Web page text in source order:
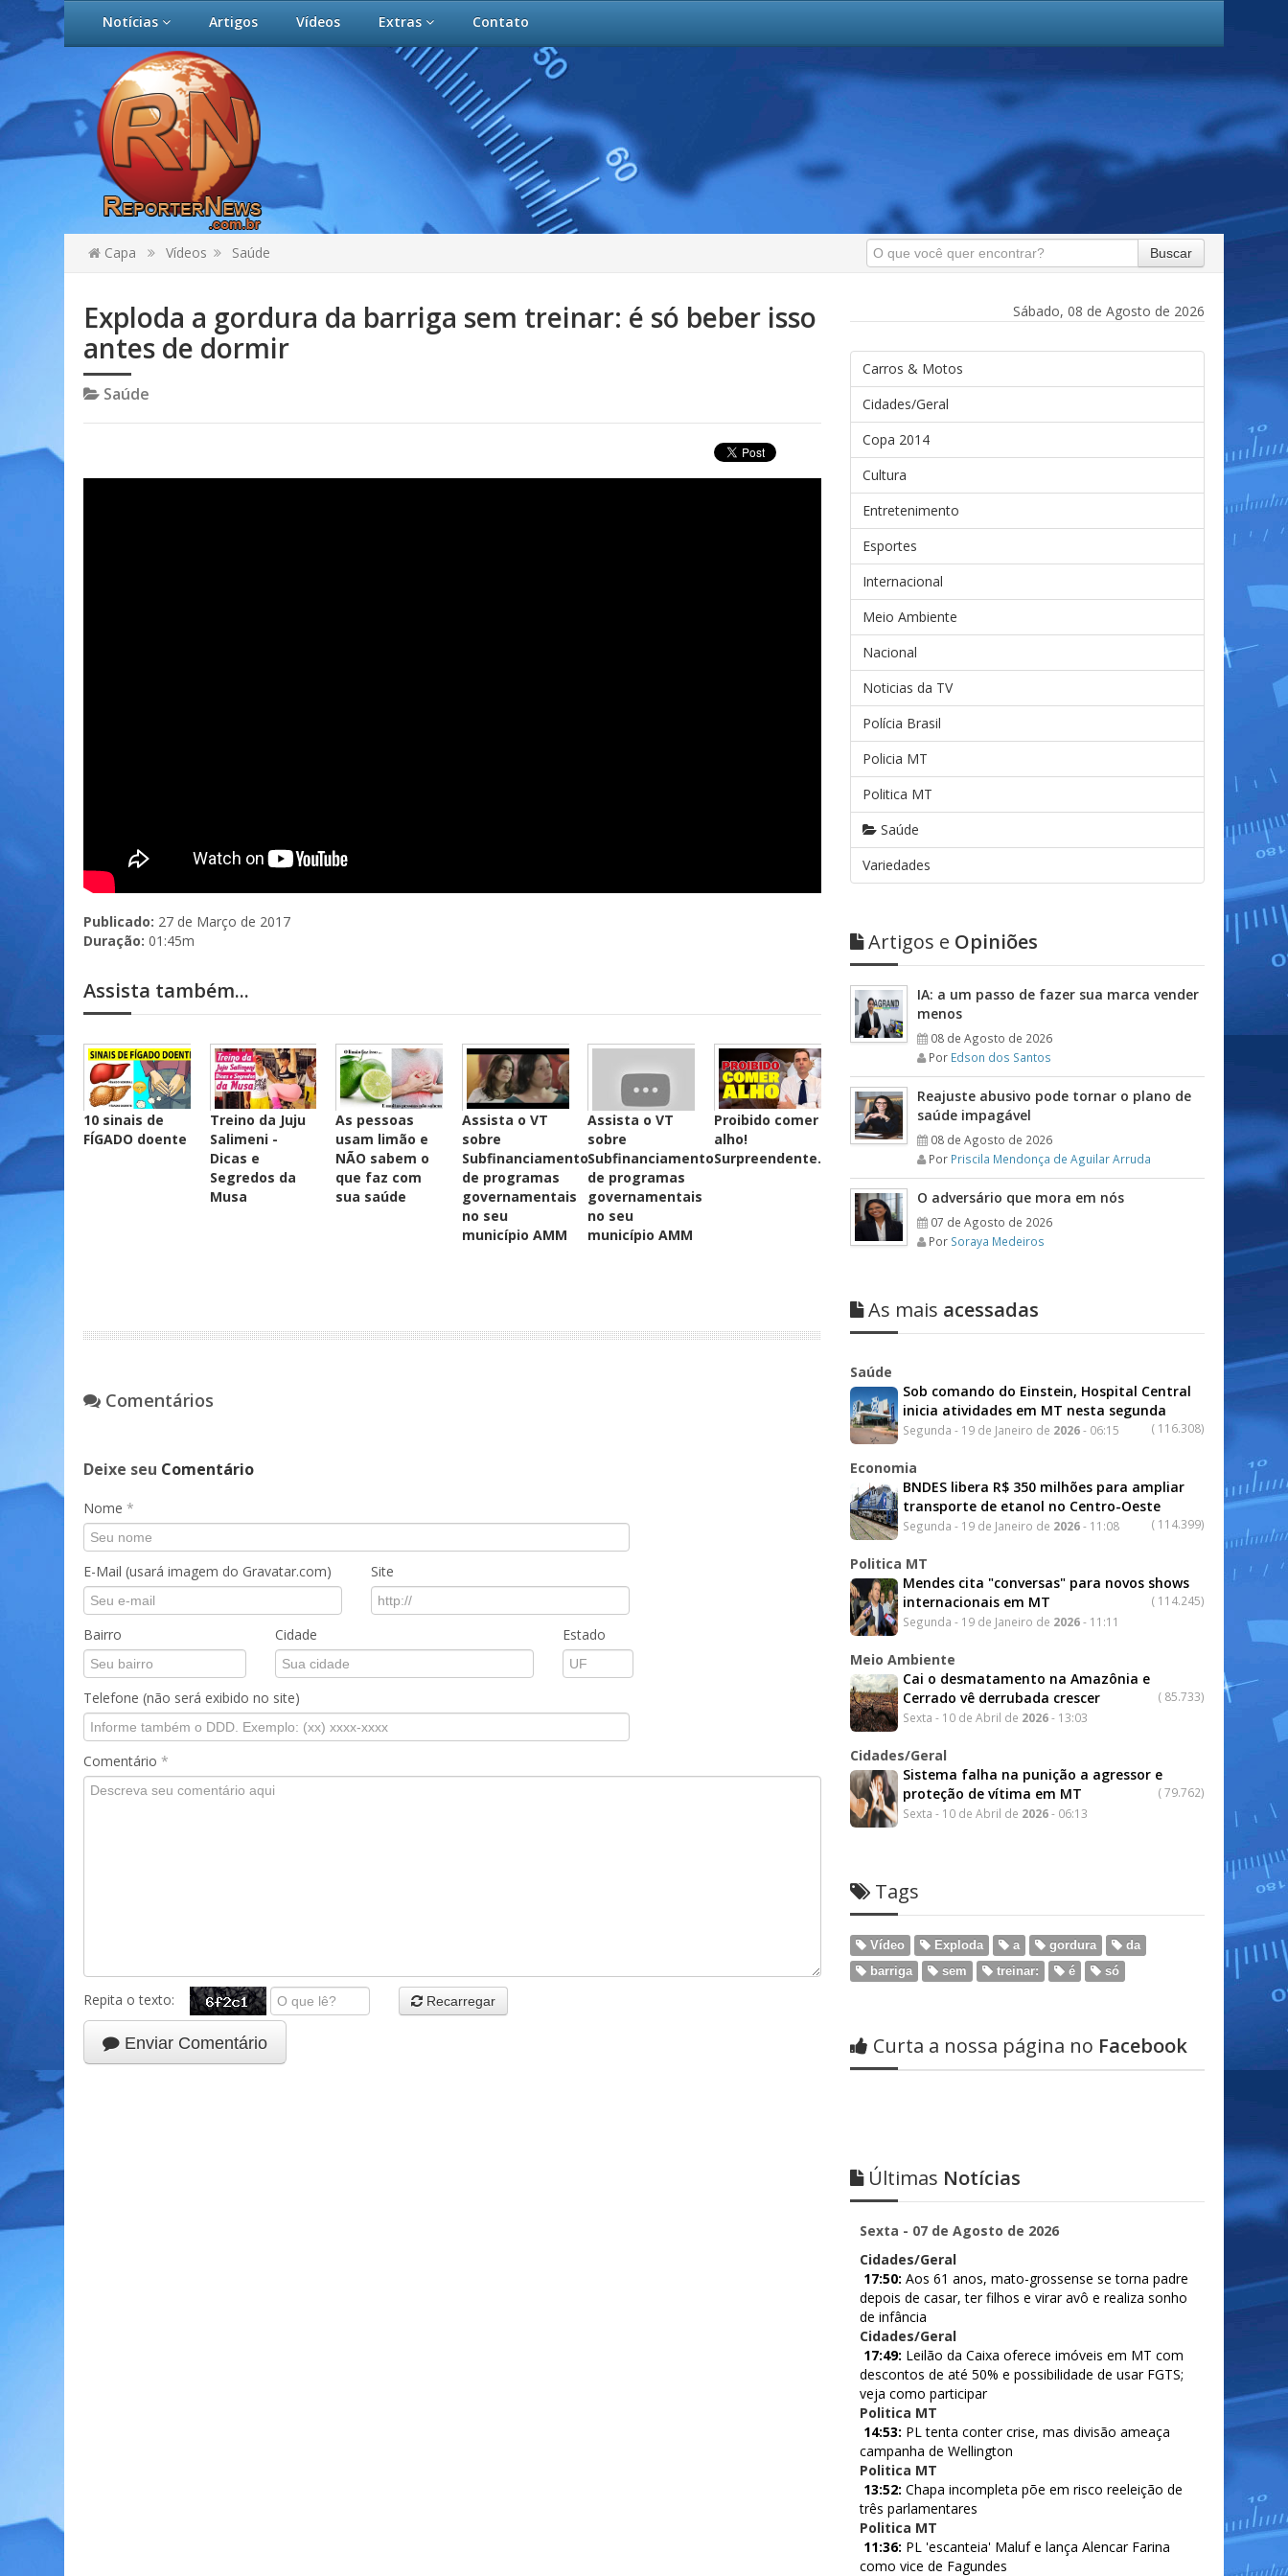
Notícias Artigos Vídeos Extras Contato
Capa Vídeos Saúde Buscar
Exploda a gordura da barriga sem treinar: é só beber isso
antes de dormir
Saúde
Publicado: 27 de Março de 2017
Duração: 01:45m
Assista também...
10 sinais de
FÍGADO doente
Treino da Juju
Salimeni -
Dicas e
Segredos da
Musa
As pessoas
usam limão e
NÃO sabem o
que faz com
sua saúde
Assista o VT
sobre
Subfinanciamento
de programas
governamentais
no seu
município AMM
Assista o VT
sobre
Subfinanciamento
de programas
governamentais
no seu
município AMM
Proibido comer
alho!
Surpreendente.
Comentários
Deixe seu Comentário
Nome *
E-Mail (usará imagem do Gravatar.com) Site
Bairro Cidade Estado
Telefone (não será exibido no site)
Comentário *
Repita o texto: Recarregar
Enviar Comentário
Sábado, 08 de Agosto de 2026
Carros & Motos
Cidades/Geral
Copa 2014
Cultura
Entretenimento
Esportes
Internacional
Meio Ambiente
Nacional
Noticias da TV
Polícia Brasil
Policia MT
Politica MT
Saúde
Variedades
Artigos e Opiniões
IA: a um passo de fazer sua marca vender
menos
08 de Agosto de 2026
Por Edson dos Santos
Reajuste abusivo pode tornar o plano de
saúde impagável
08 de Agosto de 2026
Por Priscila Mendonça de Aguilar Arruda
O adversário que mora em nós
07 de Agosto de 2026
Por Soraya Medeiros
As mais acessadas
Saúde
Sob comando do Einstein, Hospital Central
inicia atividades em MT nesta segunda
( 116.308)
Segunda - 19 de Janeiro de 2026- 06:15
Economia
BNDES libera R$ 350 milhões para ampliar
transporte de etanol no Centro-Oeste
( 114.399)
Segunda - 19 de Janeiro de 2026- 11:08
Politica MT
Mendes cita "conversas" para novos shows
internacionais em MT
( 114.245)
Segunda - 19 de Janeiro de 2026- 11:11
Meio Ambiente
Cai o desmatamento na Amazônia e
Cerrado vê derrubada crescer
( 85.733)
Sexta - 10 de Abril de 2026- 13:03
Cidades/Geral
Sistema falha na punição a agressor e
proteção de vítima em MT
(79.762)
Sexta - 10 de Abril de 2026- 06:13
Tags
Vídeo Exploda a gordura
da
barriga
sem treinar: é só
Curta a nossa página no Facebook
Últimas Notícias
Sexta - 07 de Agosto de 2026
Cidades/Geral
17:50: Aos 61 anos, mato-grossense se torna padre
depois de casar, ter filhos e virar avô e realiza sonho
de infância
Cidades/Geral
17:49: Leilão da Caixa oferece imóveis em MT com
descontos de até 50% e possibilidade de usar FGTS;
veja como participar
Politica MT
14:53: PL tenta conter crise, mas divisão ameaça
campanha de Wellington
Politica MT
13:52: Chapa incompleta põe em risco reeleição de
três parlamentares
Politica MT
11:36: PL 'escanteia' Maluf e lança Alencar Farina
como vice de Fagundes